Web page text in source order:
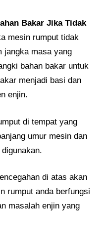
Bakar Jika Tidak
mesin rumput tidak
jangka masa yang
bahan bakar untuk
menjadi basi dan
enjin.
di tempat yang
umur mesin dan
di atas akan
rumput anda berfungsi
masalah enjin yang